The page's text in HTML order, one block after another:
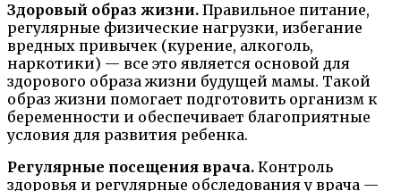
Здоровый образ жизни. Правильное питание,
регулярные физические нагрузки, избегание
вредных привычек (курение, алкоголь,
наркотики) — все это является основой для
здорового образа жизни будущей мамы. Такой
образ жизни помогает подготовить организм к
беременности и обеспечивает благоприятные
условия для развития ребенка.
Регулярные посещения врача. Контроль
здоровья и регулярные обследования у врача —